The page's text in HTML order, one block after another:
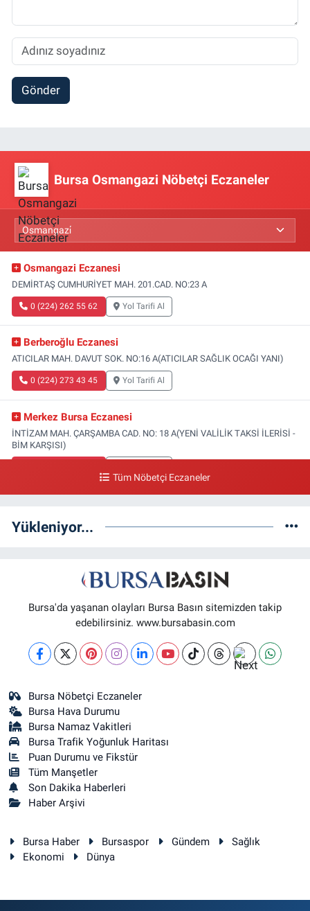
Gönder
Bursa Osmangazi Nöbetçi Eczaneler
Osmangazi Eczanesi
DEMİRTAŞ CUMHURİYET MAH. 201.CAD. NO:23 A
0 (224) 262 55 62 Yol Tarifi Al
Berberoğlu Eczanesi
ATICILAR MAH. DAVUT SOK. NO:16 A(ATICILAR SAĞLIK OCAĞI YANI)
0 (224) 273 43 45 Yol Tarifi Al
Merkez Bursa Eczanesi
İNTİZAM MAH. ÇARŞAMBA CAD. NO: 18 A(YENİ VALİLİK TAKSİ İLERİSİ -
BİM KARŞISI)
FATİH MAH. DOĞAN CAD. NO:61(BEŞYOL ALTI - FATİH ASM VE KIZ
TEKNİK LİSESİ YANI)
Yenikale Eczanesi
DİKKALDIRIM MAH. HAT CAD. NO:1 1-B(ZÜBEYDE HANIM DOĞUMEVİ
HAMİTLER MAH. 1.FATİH CAD. NO:22 C(HAMİTLER YENİ KAPALI PAZAR
ALTI)
0 (224) 909 39 87 Yol Tarifi Al
Tüm Nöbetçi Eczaneler
Yükleniyor...
Bursa'da yaşanan olayları Bursa Basın sitemizden takip
edebilirsiniz. www.bursabasin.com
Bursa Nöbetçi Eczaneler
Bursa Hava Durumu
Bursa Namaz Vakitleri
Bursa Trafik Yoğunluk Haritası
Puan Durumu ve Fikstür
Tüm Manşetler
Son Dakika Haberleri
Haber Arşivi
Bursa Haber Bursaspor Gündem
Sağlık
Ekonomi
Dünya